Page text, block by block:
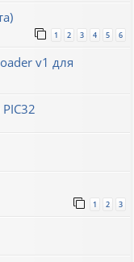
1 2 3 4 5 6
v1 для
1 2 3